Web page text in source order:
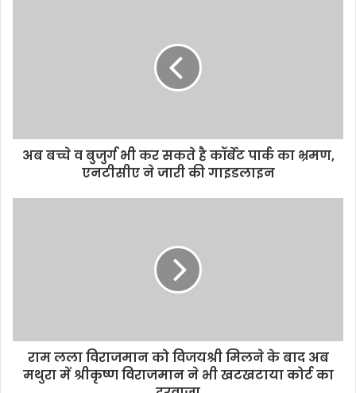
अब बच्चे व बुजुर्ग भी कर सकते है कॉर्बेट पार्क का भ्रमण,
एनटीसीए ने जारी की गाइडलाइन
राम लला विराजमान को विजयश्री मिलने के बाद अब
मथुरा में श्रीकृष्ण विराजमान ने भी खटखटाया कोर्ट का